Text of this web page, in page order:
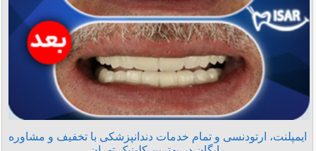
ایمپلنت، ارتودنسی و تمام خدمات دندانپزشکی با تخفیف و مشاوره